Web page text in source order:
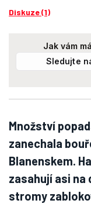
Diskuze (1)
Jak vám
Sledujte
Množství
zanechala
Blanenskem.
zasahují asi na
stromy